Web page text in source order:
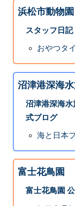
浜松市動物園
スタッフ日記
おやつタ
沼津港深海
沼津港深海
式ブログ
海と日本
富士花鳥園
富士花鳥園